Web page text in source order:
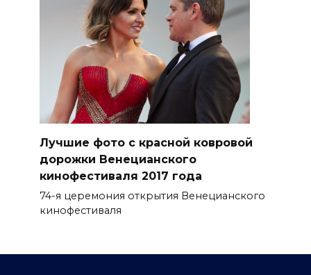
Лучшие фото с красной ковровой
дорожки Венецианского
кинофестиваля 2017 года
74-я церемония открытия Венецианского
кинофестиваля